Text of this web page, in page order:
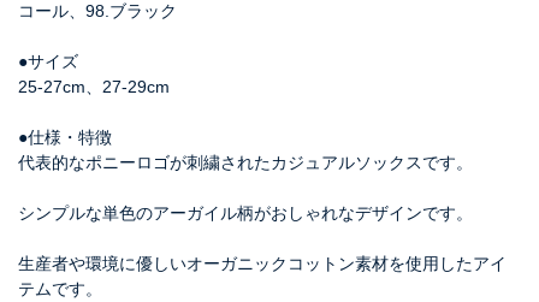
コール、98.ブラック
●サイズ
25-27cm、27-29cm
●仕様・特徴
代表的なポニーロゴが刺繍されたカジュアルソックスです。
シンプルな単色のアーガイル柄がおしゃれなデザインです。
生産者や環境に優しいオーガニックコットン素材を使用したアイ
テムです。